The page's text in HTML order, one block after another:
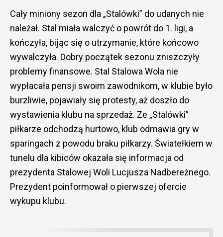
Cały miniony sezon dla „Stalówki” do udanych nie
należał. Stal miała walczyć o powrót do 1. ligi, a
kończyła, bijąc się o utrzymanie, które końcowo
wywalczyła. Dobry początek sezonu zniszczyły
problemy finansowe. Stal Stalowa Wola nie
wypłacała pensji swoim zawodnikom, w klubie było
burzliwie, pojawiały się protesty, aż doszło do
wystawienia klubu na sprzedaż. Ze „Stalówki”
piłkarze odchodzą hurtowo, klub odmawia gry w
sparingach z powodu braku piłkarzy. Światełkiem w
tunelu dla kibiców okazała się informacja od
prezydenta Stalowej Woli Lucjusza Nadbereżnego.
Prezydent poinformował o pierwszej ofercie
wykupu klubu.